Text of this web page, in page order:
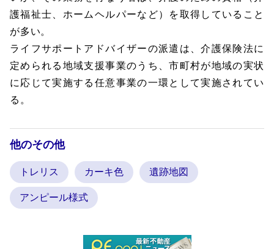
護福祉士、ホームヘルパーなど）を取得していること
が多い。
ライフサポートアドバイザーの派遣は、介護保険法に
定められる地域支援事業のうち、市町村が地域の実状
に応じて実施する任意事業の一環として実施されてい
る。
他のその他
トレリス カーキ色 遺跡地図
アンピール様式